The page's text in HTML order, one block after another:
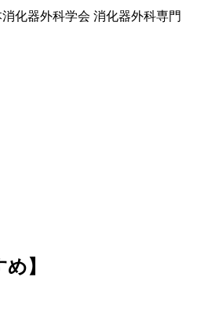
化器外科学会 消化器外科専門
】